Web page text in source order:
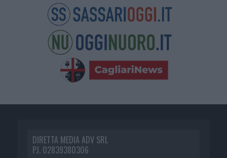
DIRETTA MEDIA ADV SRL
P.I. 02839380306